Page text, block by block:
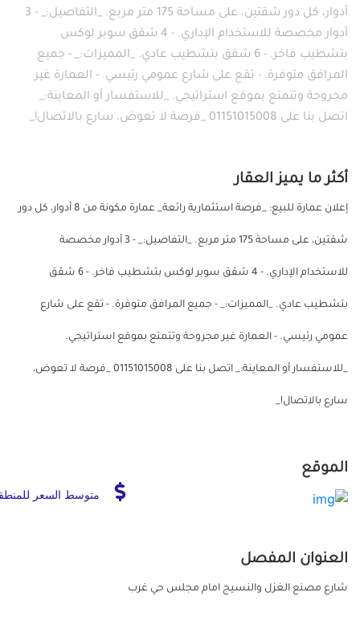
أدوار، كل دور شقتين، على مساحة 175 متر مربع. _التفاصيل:_ - 3
أدوار مخصصة للاستخدام الإداري. - 4 شقق سوبر لوكس
بتشطيب فاخر. - 6 شقق بتشطيب عادي. _المميزات:_ - جميع
المرافق متوفرة. - تقع على شارع عمومي رئيسي. - العمارة غير
مجروحة وتتمتع بموقع استراتيجي. _للاستفسار أو المعاينة:_
اتصل بنا على 01151015008 _فرصة لا تعوض، سارع بالاتصال!_
أكثر ما يميز العقار
إعلان عمارة للبيع: _فرصة استثمارية رائعة_ عمارة مكونة من 8 أدوار، كل دور
شقتين، على مساحة 175 متر مربع. _التفاصيل:_ - 3 أدوار مخصصة
للاستخدام الإداري. - 4 شقق سوبر لوكس بتشطيب فاخر. - 6 شقق
بتشطيب عادي. _المميزات:_ - جميع المرافق متوفرة. - تقع على شارع
عمومي رئيسي. - العمارة غير مجروحة وتتمتع بموقع استراتيجي.
_للاستفسار أو المعاينة:_ اتصل بنا على 01151015008 _فرصة لا تعوض،
سارع بالاتصال!_
الموقع
متوسط السعر
العنوان المفصل
شارع مصنع الغزل والنسيج امام مجلس حي غرب